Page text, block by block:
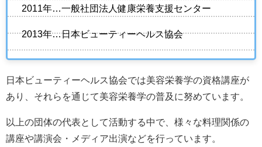
2011年…一般社団法人健康栄養支援センター
2013年…日本ビューティーヘルス協会
日本ビューティーヘルス協会では美容栄養学の資格講座が
あり、それらを通じて美容栄養学の普及に努めています。
以上の団体の代表として活動する中で、様々な料理関係の
講座や講演会・メディア出演などを行っています。